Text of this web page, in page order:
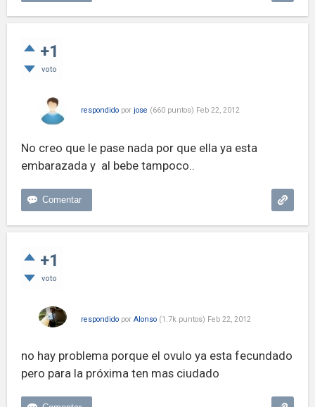
+1
voto
respondido por jose (660 puntos) Feb 22, 2012
No creo que le pase nada por que ella ya esta
embarazada y al bebe tampoco..
+1
voto
respondido por Alonso (1.7k puntos) Feb 22, 2012
no hay problema porque el ovulo ya esta fecundado
pero para la próxima ten mas ciudado